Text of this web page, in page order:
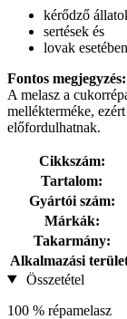
kérődző
sertések és
lovak
Fontos megjegyzés:
A melasz a
mellékterméke,
előfordulhatnak.
Cikkszám:
Tartalom:
Gyártói szám:
Márkák:
Takarmány:
Alkalmazási
Összetétel
100 % répamelasz